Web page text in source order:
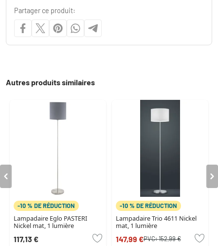
Partager ce produit:
Autres produits similaires
-10 % DE RÉDUCTION
Lampadaire Eglo PASTERI
Nickel mat, 1 lumière
117,13 €
-10 % DE RÉDUCTION
Lampadaire Trio 4611 Nickel
mat, 1 lumière
147,99 €PVC:152,99 €